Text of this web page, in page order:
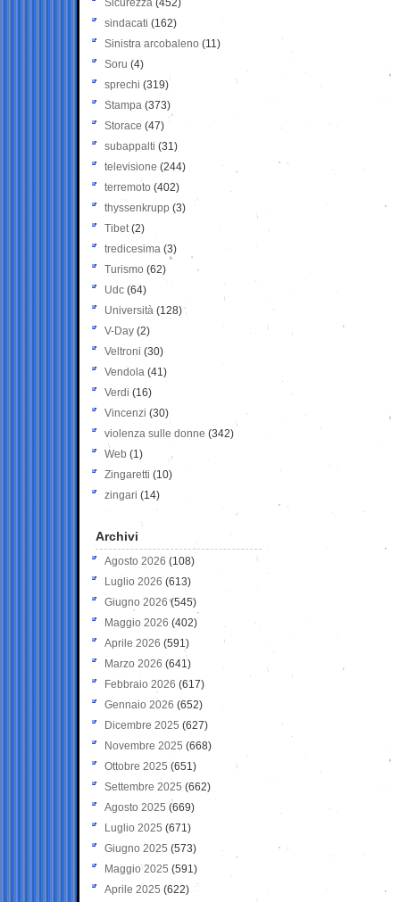
Sicurezza (452)
sindacati (162)
Sinistra arcobaleno (11)
Soru (4)
sprechi (319)
Stampa (373)
Storace (47)
subappalti (31)
televisione(244)
terremoto (402)
thyssenkrupp (3)
Tibet(2)
tredicesima (3)
Turismo (62)
Udc (64)
Università (128)
V-Day (2)
Veltroni (30)
Vendola (41)
Verdi (16)
Vincenzi (30)
violenza sulle donne (342)
Web (1)
Zingaretti (10)
zingari (14)
Archivi
Agosto 2026 (108)
Luglio 2026 (613)
Giugno 2026 (545)
Maggio 2026 (402)
Aprile 2026 (591)
Marzo 2026 (641)
Febbraio 2026 (617)
Gennaio 2026 (652)
Dicembre 2025 (627)
Novembre 2025 (668)
Ottobre 2025 (651)
Settembre 2025 (662)
Agosto 2025 (669)
Luglio 2025 (671)
Giugno 2025 (573)
Maggio 2025 (591)
Aprile 2025 (622)